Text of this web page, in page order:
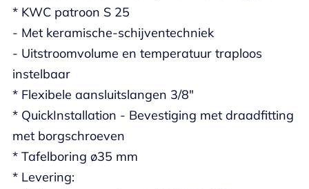
* KWC patroon S 25
- Met keramische-schijventechniek
- Uitstroomvolume en temperatuur traploos
instelbaar
* Flexibele aansluitslangen 3/8"
* QuickInstallation - Bevestiging met draadfitting
met borgschroeven
* Tafelboring ø35 mm
* Levering: